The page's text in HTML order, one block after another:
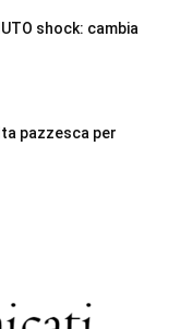
shock: cambia
pazzesca per